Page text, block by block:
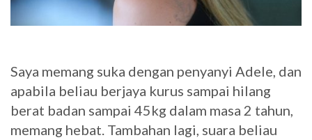
Saya memang suka dengan penyanyi Adele, dan
apabila beliau berjaya kurus sampai hilang
berat badan sampai 45kg dalam masa 2 tahun,
memang hebat. Tambahan lagi, suara beliau